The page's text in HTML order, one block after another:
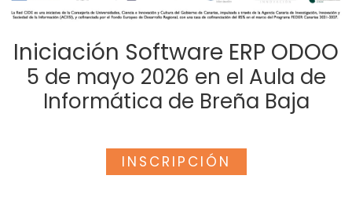
Iniciación Software ERP ODOO
5 de mayo 2026 en el Aula de
Informática de Breña Baja
INSCRIPCIÓN